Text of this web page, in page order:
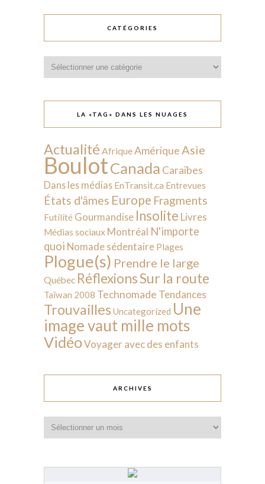
CATÉGORIES
LA «TAG» DANS LES NUAGES
Actualité AfriqueAmérique Asie
BoulotCanada Caraïbes
Dans les médias EnTransit.ca Entrevues
États d'âmes Europe Fragments
Futilité Gourmandise Insolite Livres
Médias sociaux Montréal N'importe
quoi Nomade sédentaire Plages
Plogue(s) Prendre le large
Québec RéflexionsSur la route
Taïwan 2008 Technomade Tendances
Trouvailles Uncategorized Une
image vaut mille mots
VidéoVoyager avec des enfants
ARCHIVES